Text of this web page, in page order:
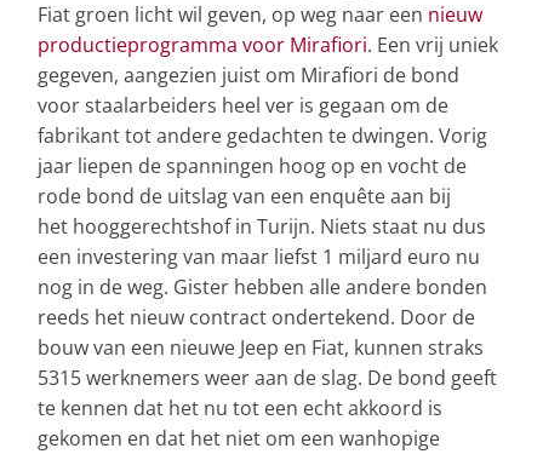
Fiat groen licht wil geven, op weg naar een nieuw
productieprogramma voor Mirafiori. Een vrij uniek
gegeven, aangezien juist om Mirafiori de bond
voor staalarbeiders heel ver is gegaan om de
fabrikant tot andere gedachten te dwingen. Vorig
jaar liepen de spanningen hoog op en vocht de
rode bond de uitslag van een enquête aan bij
het hooggerechtshof in Turijn. Niets staat nu dus
een investering van maar liefst 1 miljard euro nu
nog in de weg. Gister hebben alle andere bonden
reeds het nieuw contract ondertekend. Door de
bouw van een nieuwe Jeep en Fiat, kunnen straks
5315 werknemers weer aan de slag. De bond geeft
te kennen dat het nu tot een echt akkoord is
gekomen en dat het niet om een wanhopige